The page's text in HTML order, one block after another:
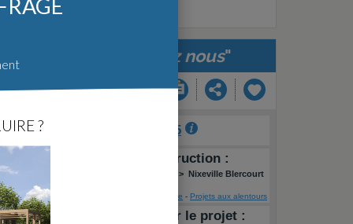
Notre chez nous"
remi955
Lieu de la construction :
> Nixeville Blercourt
Voir sur une carte - Projets aux alentours
Informations sur le projet :
?